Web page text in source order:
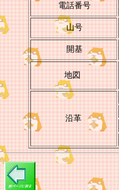
電話番号
山号
開基
地図
沿革